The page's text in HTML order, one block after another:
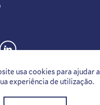
usa cookies para ajudar a
experiência de utilização.